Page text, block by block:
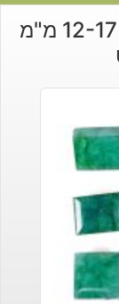
אמרלד מלוטש לשיבוץ מידה: 12-17 מ"מ